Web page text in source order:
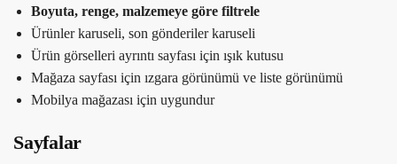
Boyuta, renge, malzemeye göre filtrele
Ürünler karuseli, son gönderiler karuseli
Ürün görselleri ayrıntı sayfası için ışık kutusu
Mağaza sayfası için ızgara görünümü ve liste görünümü
Mobilya mağazası için uygundur
Sayfalar